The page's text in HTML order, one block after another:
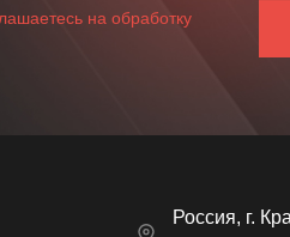
на обработку
Россия, г.